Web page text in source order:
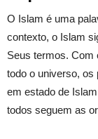
O Islam é uma
contexto, o Islam
Seus termos. Com
todo o universo, os
em estado de
todos seguem as